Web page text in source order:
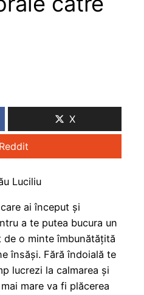
X
Reddit
Luciliu
ai început și
a te putea bucura un
o minte îmbunătățită
însăși. Fără îndoială te
lucrezi la calmarea și
mare va fi plăcerea